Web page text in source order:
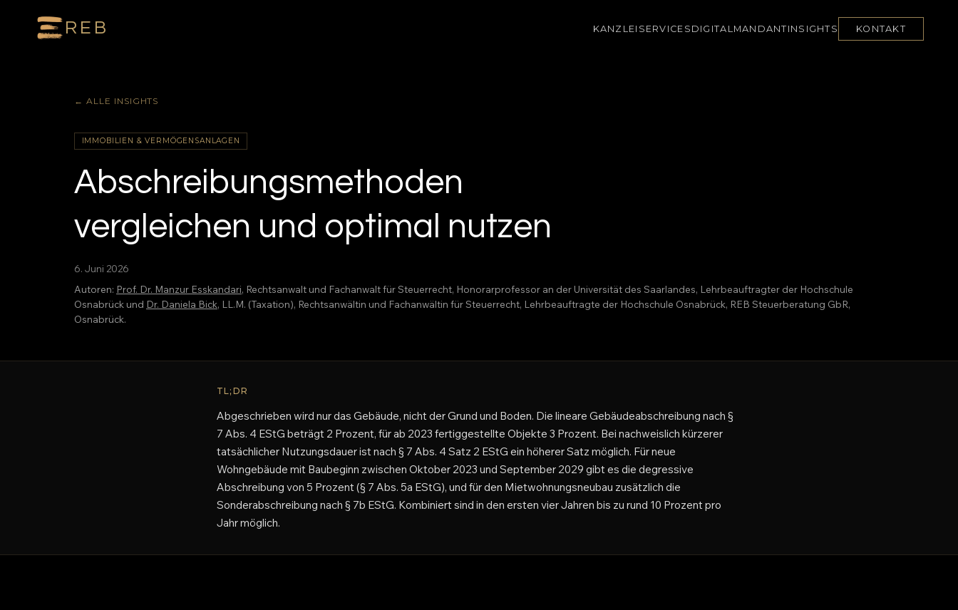
REB KANZLEI SERVICES DIGITAL MANDANT INSIGHTS KONTAKT
← ALLE INSIGHTS
IMMOBILIEN & VERMÖGENSANLAGEN
Abschreibungsmethoden
vergleichen und optimal nutzen
6. Juni 2026
Autoren: Prof. Dr. Manzur Esskandari, Rechtsanwalt und Fachanwalt für Steuerrecht, Honorarprofessor an der Universität des Saarlandes, Lehrbeauftragter der Hochschule
Osnabrück und Dr. Daniela Bick, LL.M. (Taxation), Rechtsanwältin und Fachanwältin für Steuerrecht, Lehrbeauftragte der Hochschule Osnabrück, REB Steuerberatung GbR,
Osnabrück.
TL;DR
Abgeschrieben wird nur das Gebäude, nicht der Grund und Boden. Die lineare Gebäudeabschreibung nach §
7 Abs. 4 EStG beträgt 2 Prozent, für ab 2023 fertiggestellte Objekte 3 Prozent. Bei nachweislich kürzerer
tatsächlicher Nutzungsdauer ist nach § 7 Abs. 4 Satz 2 EStG ein höherer Satz möglich. Für neue
Wohngebäude mit Baubeginn zwischen Oktober 2023 und September 2029 gibt es die degressive
Abschreibung von 5 Prozent (§ 7 Abs. 5a EStG), und für den Mietwohnungsneubau zusätzlich die
Sonderabschreibung nach § 7b EStG. Kombiniert sind in den ersten vier Jahren bis zu rund 10 Prozent pro
Jahr möglich.